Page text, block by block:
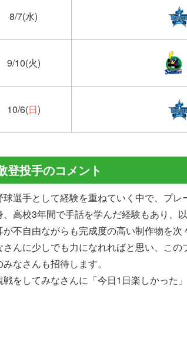
8/7(水)
9/10(火)
10/6(日)
登投手のコメント
球選手として経験を重ねていく中で、プ
、高校3年間で手話を学んだ経験もあり、
が不自由ながらも完成度の高い制作物を
さんに少しでも力になれればと思い、こ
なさんも招待します。
戦をしてみなさんに「今日1日楽しかった